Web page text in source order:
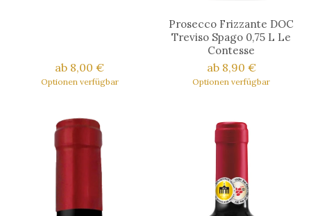
ab 8,00 €
Optionen verfügbar
Prosecco Frizzante DOC
Treviso Spago 0,75 L Le
Contesse
ab 8,90 €
Optionen verfügbar